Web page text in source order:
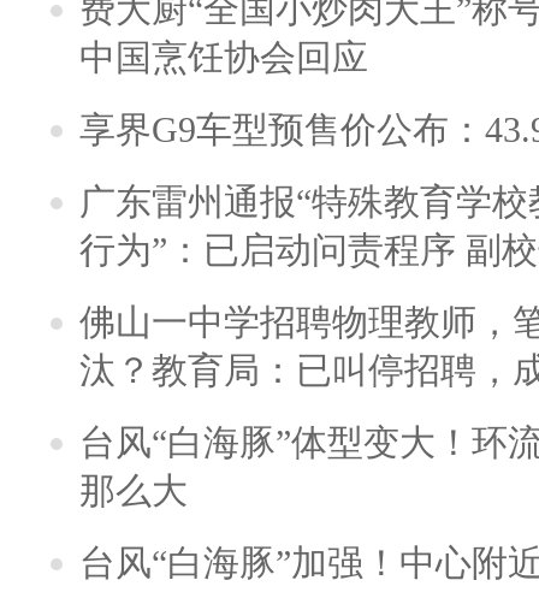
费大厨“全国小炒肉大王”称
中国烹饪协会回应
享界G9车型预售价公布：
广东雷州通报“特殊教育学
行为”：已启动问责程序 副
佛山一中学招聘物理教师，
汰？教育局：已叫停招聘，
台风“白海豚”体型变大！环
那么大
台风“白海豚”加强！中心附